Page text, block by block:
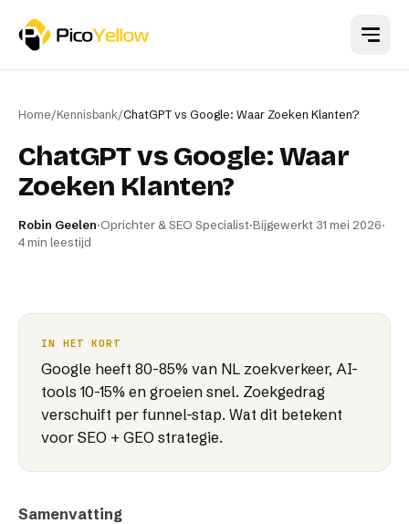
Home/Kennisbank/ChatGPT vs Google: Waar Zoeken Klanten?
ChatGPT vs Google: Waar
Zoeken Klanten?
Robin Geelen·Oprichter & SEO Specialist·Bijgewerkt31 mei 2026·
4min leestijd
IN HET KORT
Google heeft 80-85% van NL zoekverkeer, AI-
tools 10-15% en groeien snel. Zoekgedrag
verschuift per funnel-stap. Wat dit betekent
voor SEO + GEO strategie.
Samenvatting